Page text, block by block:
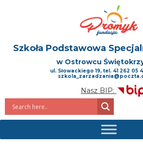
Szkoła Podstawowa
w Ostrowcu
ul. Słowackiego 19, tel. 41 262 05
Nasz BIP: